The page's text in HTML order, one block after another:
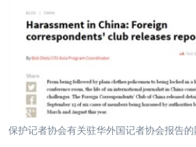
中东
欧洲
美洲
全球议题
人权·法律·宗教
科教·文娱·体健
劳工
环境
热点专题
白宫要闻
美中关系
美国建国250周年
VOA视频
VOA今日焦点
中文广播
关注我们
保护记者协会有关驻华外国记者协会报告